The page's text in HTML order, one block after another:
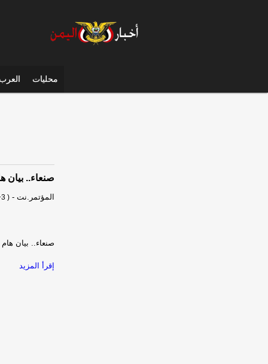
محليات
صنعاء.. بيان
المؤتمر.نت -
)
صنعاء.. بيان
إقرأ المزيد